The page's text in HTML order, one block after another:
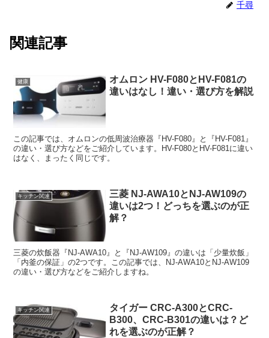
千尋
関連記事
健康
オムロン HV-F080とHV-F081の
違いはなし！違い・選び方を解説
この記事では、オムロンの低周波治療器『HV-F080』と『HV-F081』
の違い・選び方などをご紹介しています。HV-F080とHV-F081に違い
はなく、まったく同じです。
キッチン関連
三菱 NJ-AWA10とNJ-AW109の
違いは2つ！どっちを選ぶのが正
解？
三菱の炊飯器『NJ-AWA10』と『NJ-AW109』の違いは「少量炊飯」
「内釜の保証」の2つです。この記事では、NJ-AWA10とNJ-AW109
の違い・選び方などをご紹介しますね。
キッチン関連
タイガー CRC-A300とCRC-
B300、CRC-B301の違いは？ど
れを選ぶのが正解？